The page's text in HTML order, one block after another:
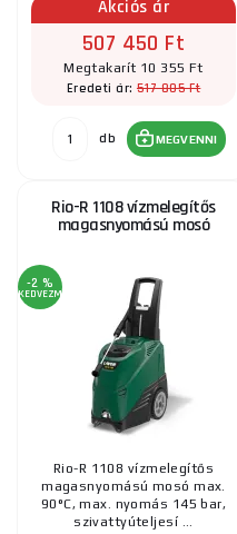
Akciós ár
507 450 Ft
Megtakarít 10 355 Ft
Eredeti ár: 517 805 Ft
db MEGVENNI
Rio-R 1108 vízmelegítős
magasnyomású mosó
-2 %
KEDVEZMÉNY
Rio-R 1108 vízmelegítős
magasnyomású mosó max.
90°C, max. nyomás 145 bar,
szivattyúteljesí ...